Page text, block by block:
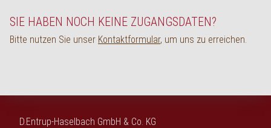
SIE HABEN NOCH KEINE ZUGANGSDATEN?
Bitte nutzen Sie unser Kontaktformular, um uns zu erreichen.
D.Entrup-Haselbach GmbH & Co. KG
English